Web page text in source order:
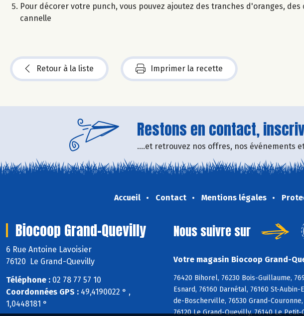
Pour décorer votre punch, vous pouvez ajoutez des tranches d'oranges,
cannelle
Retour à la liste Imprimer la recette
Restons en contact,
....et retrouvez nos offres, nos événements
Accueil Contact Mentions légales
Biocoop Grand-Quevilly
6 Rue Antoine Lavoisier
76120 Le Grand-Quevilly
Téléphone : 02 78 77 57 10
Coordonnées GPS : 49,4190022 ° ,
1,0448181 °
Nous suivre sur
Votre magasin Biocoop Grand-
76420 Bihorel, 76230 Bois-Guillaume,
Esnard, 76160 Darnétal, 76160 St-
de-Boscherville, 76530 Grand-
76120 Le Grand-Quevilly, 76140 Le